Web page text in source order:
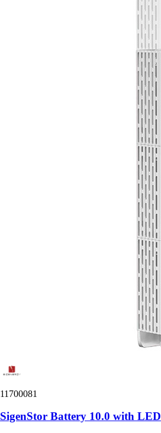
11700081
SigenStor Battery 10.0 with LED